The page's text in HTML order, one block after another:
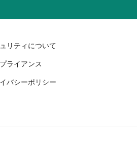
リティについて
ライアンス
バシーポリシー